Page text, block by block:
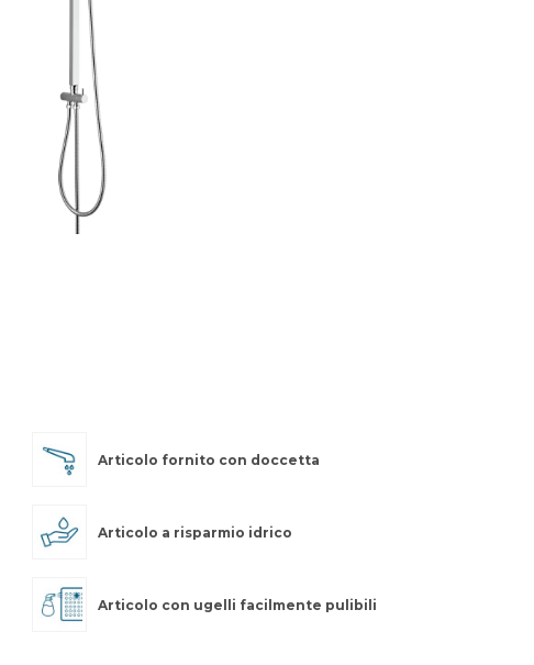
Articolo fornito con doccetta
Articolo a risparmio idrico
Articolo con ugelli facilmente pulibili